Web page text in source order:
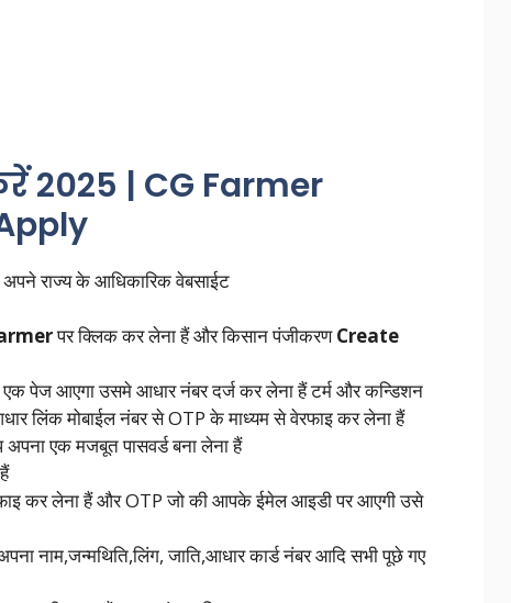
2025 | CG Farmer
राज्य के आधिकारिक वेबसाईट
पर क्लिक कर लेना हैं और किसान पंजीकरणCreate
पेज आएगा उसमे आधार नंबर दर्ज कर लेना हैं टर्म और कन्डिशन
लिंक मोबाईल नंबर से OTP के माध्यम से वेरफाइ कर लेना हैं
एक मजबूत पासवर्ड बना लेना हैं
कर लेना हैं और OTP जो की आपके ईमेल आइडी पर आएगी उसे
नाम,जन्मथिति,लिंग, जाति,आधार कार्ड नंबर आदि सभी पूछे गए